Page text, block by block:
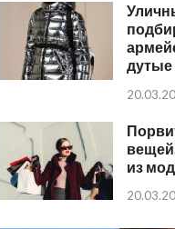
дутые
из